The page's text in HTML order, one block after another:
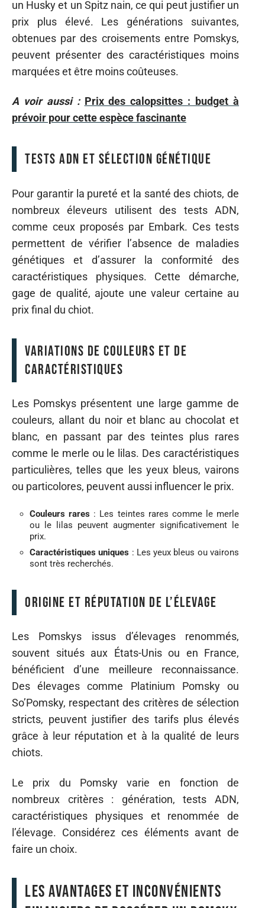
un Husky et un Spitz nain, ce qui peut justifier un
prix plus élevé. Les générations suivantes,
obtenues par des croisements entre Pomskys,
peuvent présenter des caractéristiques moins
marquées et être moins coûteuses.
A voir aussi : Prix des calopsittes : budget à
prévoir pour cette espèce fascinante
Tests ADN et sélection génétique
Pour garantir la pureté et la santé des chiots, de
nombreux éleveurs utilisent des tests ADN,
comme ceux proposés par Embark. Ces tests
permettent de vérifier l’absence de maladies
génétiques et d’assurer la conformité des
caractéristiques physiques. Cette démarche,
gage de qualité, ajoute une valeur certaine au
prix final du chiot.
Variations de couleurs et de
caractéristiques
Les Pomskys présentent une large gamme de
couleurs, allant du noir et blanc au chocolat et
blanc, en passant par des teintes plus rares
comme le merle ou le lilas. Des caractéristiques
particulières, telles que les yeux bleus, vairons
ou particolores, peuvent aussi influencer le prix.
Couleurs rares : Les teintes rares comme le merle
ou le lilas peuvent augmenter significativement le
prix.
Caractéristiques uniques : Les yeux bleus ou vairons
sont très recherchés.
Origine et réputation de l’élevage
Les Pomskys issus d’élevages renommés,
souvent situés aux États-Unis ou en France,
bénéficient d’une meilleure reconnaissance.
Des élevages comme Platinium Pomsky ou
So’Pomsky, respectant des critères de sélection
stricts, peuvent justifier des tarifs plus élevés
grâce à leur réputation et à la qualité de leurs
chiots.
Le prix du Pomsky varie en fonction de
nombreux critères : génération, tests ADN,
caractéristiques physiques et renommée de
l’élevage. Considérez ces éléments avant de
faire un choix.
Les avantages et inconvénients